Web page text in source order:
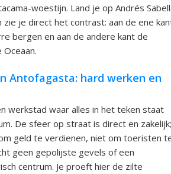
woestijn. Land je op Andrés
zie je direct het contrast: aan de ene
bergen en aan de andere kant de
Antofagasta: hard werken en
werkstad waar alles in het teken staat
De sfeer op straat is direct en zakelijk;
geld te verdienen, niet om toeristen
geen gepolijste gevels of een
centrum. Je proeft hier de zilte